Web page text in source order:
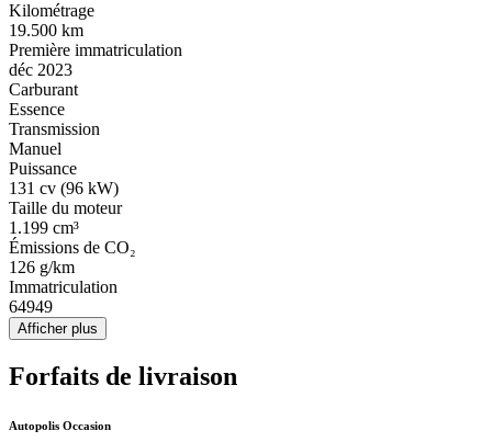
Kilométrage
19.500 km
Première immatriculation
déc 2023
Carburant
Essence
Transmission
Manuel
Puissance
131 cv (96 kW)
Taille du moteur
1.199 cm³
Émissions de CO₂
126 g/km
Immatriculation
64949
Afficher plus
Forfaits de livraison
Autopolis Occasion